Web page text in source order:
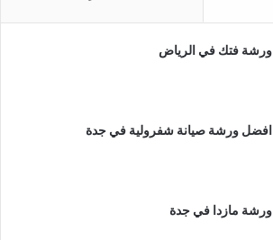
ورشة فتك في الرياض
افضل ورشة صيانة شفرولية في جدة
ورشة مازدا في جدة